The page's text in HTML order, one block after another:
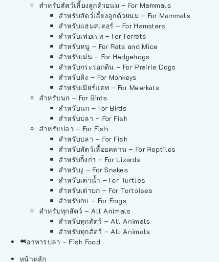
สำหรับสัตว์เลี้ยงลูกด้วยนม – For Mammals
สำหรับสัตว์เลี้ยงลูกด้วยนม – For Mammals
สำหรับแฮมสเตอร์ – For Hamsters
สำหรับเฟอเรท – For Ferrets
สำหรับหนู – For Rats and Mice
สำหรับเม่น – For Hedgehogs
สำหรับกระรอกดิน – For Prairie Dogs
สำหรับลิง – For Monkeys
สำหรับเมียร์แคท – For Meerkats
สำหรับนก – For Birds
สำหรับนก – For Birds
สำหรับปลา – For Fish
สำหรับปลา – For Fish
สำหรับปลา – For Fish
สำหรับสัตว์เลื้อยคลาน – For Reptiles
สำหรับกิ้งก่า – For Lizards
สำหรับงู – For Snakes
สำหรับเต่าน้ำ – For Turtles
สำหรับเต่าบก – For Tortoises
สำหรับกบ – For Frogs
สำหรับทุกสัตว์ – All Animals
สำหรับทุกสัตว์ – All Animals
สำหรับทุกสัตว์ – All Animals
อาหารปลา – Fish Food
หน้าหลัก